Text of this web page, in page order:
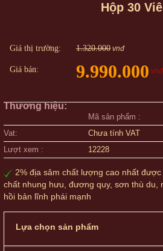
Hộp 30
Giá thị trường: 1.320.000 vnđ
Giá bán: 9.990.000 vnđ
Thương hiệu:
Mã sản phẩm :
Vat:
Chưa tính VAT
Lượt xem :
12228
2% địa sâm chất lượng cao nhất
chất nhung hưu, đương quy, sơn thù du,
hồi bản lĩnh phái mạnh
Lựa chọn sản phẩm